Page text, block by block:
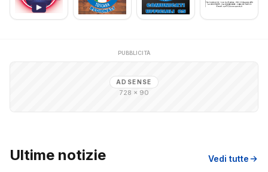
PUBBLICITÀ
ADSENSE
728 × 90
Ultime notizie Vedi tutte